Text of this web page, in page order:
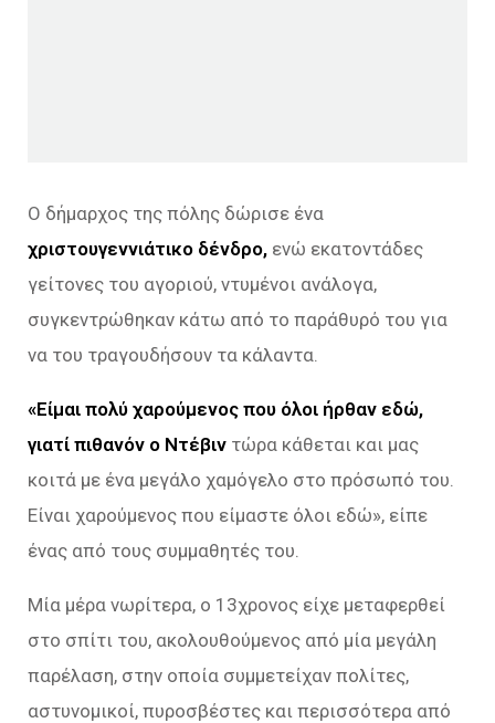
Ο δήμαρχος της πόλης δώρισε ένα
χριστουγεννιάτικο δένδρο, ενώ εκατοντάδες
γείτονες του αγοριού, ντυμένοι ανάλογα,
συγκεντρώθηκαν κάτω από το παράθυρό του για
να του τραγουδήσουν τα κάλαντα.
«Είμαι πολύ χαρούμενος που όλοι ήρθαν εδώ,
γιατί πιθανόν ο Ντέβιν τώρα κάθεται και μας
κοιτά με ένα μεγάλο χαμόγελο στο πρόσωπό του.
Είναι χαρούμενος που είμαστε όλοι εδώ», είπε
ένας από τους συμμαθητές του.
Μία μέρα νωρίτερα, ο 13χρονος είχε μεταφερθεί
στο σπίτι του, ακολουθούμενος από μία μεγάλη
παρέλαση, στην οποία συμμετείχαν πολίτες,
αστυνομικοί, πυροσβέστες και περισσότερα από